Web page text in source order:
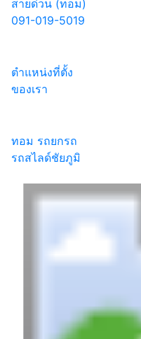
สายด่วน (ทอม)
091-019-5019
ตำแหน่งที่ตั้ง
ของเรา
ทอม รถยกรถ
รถสไลด์ชัยภูมิ